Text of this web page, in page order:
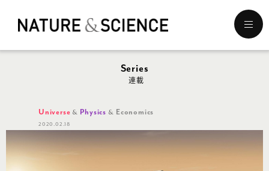
メ
ニ
ュ
Series
連載
Universe Physics Economics
2020.02.18